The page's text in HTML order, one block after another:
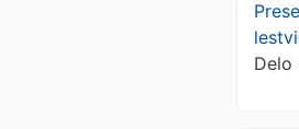
Delo